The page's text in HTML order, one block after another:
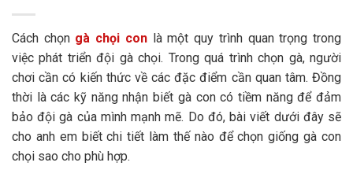
Cách chọn gà chọi conlà một quy trình quan trọng trong
việc phát triển đội gà chọi. Trong quá trình chọn gà, người
chơi cần có kiến thức về các đặc điểm cần quan tâm. Đồng
thời là các kỹ năng nhận biết gà con có tiềm năng để đảm
bảo đội gà của mình mạnh mẽ. Do đó, bài viết dưới đây sẽ
cho anh em biết chi tiết làm thế nào để chọn giống gà con
chọi sao cho phù hợp.